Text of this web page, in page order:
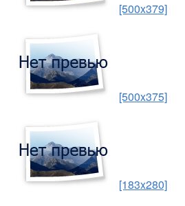
[500x379]
[500x375]
[183x280]